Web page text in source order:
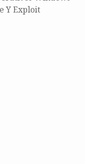
Y Exploit